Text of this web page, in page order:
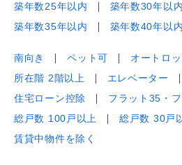
築年数25年以内
築年数30年以内
築年数35年以内
築年数40年以内
南向き ペット可
オートロッ
所在階 2階以上
エレベーター
住宅ローン控除
フラット35・
総戸数 100戸以上
総戸数 30戸
賃貸中物件を除く